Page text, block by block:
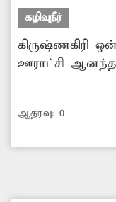
கழிவுநீர்
கிருஷ்ணகிரி
ஊராட்சி
பகுதியில் 100-
உள்ளன.
முறையான
இல்லை. இதனால்
உள்ளது. சாலை
ஆதரவு: 0